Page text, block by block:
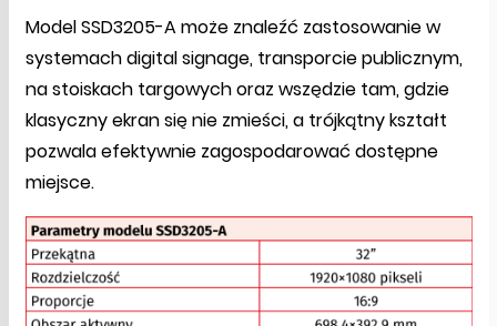
Model SSD3205-A może znaleźć zastosowanie w
systemach digital signage, transporcie publicznym,
na stoiskach targowych oraz wszędzie tam, gdzie
klasyczny ekran się nie zmieści, a trójkątny kształt
pozwala efektywnie zagospodarować dostępne
miejsce.